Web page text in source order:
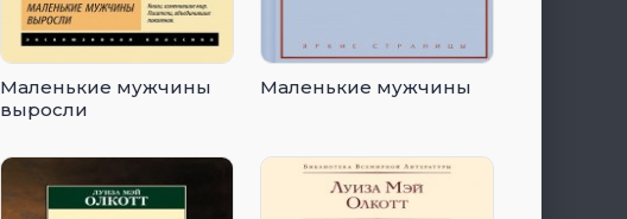
Маленькие мужчины
выросли
Маленькие мужчины